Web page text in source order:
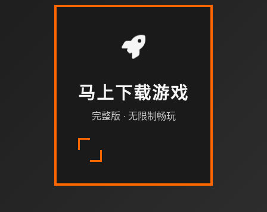
马上下载游戏
完整版 · 无限制畅玩